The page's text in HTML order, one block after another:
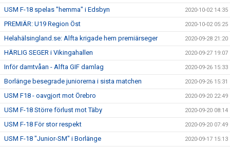
USM F-18 spelas "hemma" i Edsbyn 2020-10-02 14:35
PREMIÄR: U19 Region Öst 2020-10-02 05:25
Helahälsingland.se: Alfta krigade hem premiärseger 2020-09-28 21:20
HÄRLIG SEGER i Vikingahallen 2020-09-27 19:07
Inför damtvåan - Alfta GIF damlag 2020-09-26 15:33
Borlänge besegrade juniorerna i sista matchen 2020-09-26 15:31
USM F18 - oavgjort mot Örebro 2020-09-20 22:49
USM F-18 Större förlust mot Täby 2020-09-20 08:14
USM F-18 För stor respekt 2020-09-20 07:49
USM F-18 "Junior-SM" i Borlänge 2020-09-17 15:13